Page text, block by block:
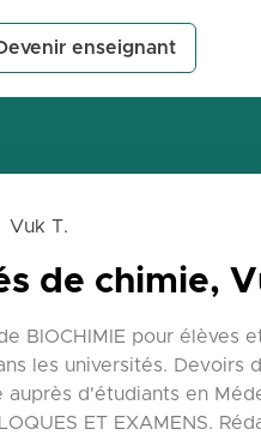
enseignant
Vuk T.
de chimie,
BIOCHIMIE pour élèves
les universités. Devoirs
auprès d'étudiants en
ET EXAMENS.